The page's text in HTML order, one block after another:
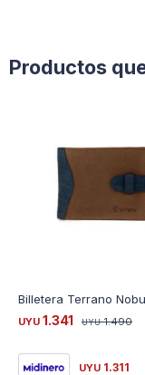
Productos
UYU 1.341 UYU 1.490
UYU 1.311